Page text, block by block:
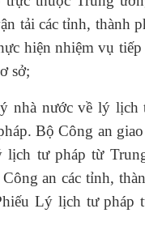
tải các tỉnh, thành
hiện nhiệm vụ
sở;
nhà nước về lý lịch
Bộ Công an
lịch tư pháp từ
an các tỉnh,
Lý lịch tư pháp